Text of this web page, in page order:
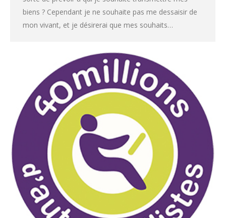
biens ? Cependant je ne souhaite pas me dessaisir de
mon vivant, et je désirerai que mes souhaits…